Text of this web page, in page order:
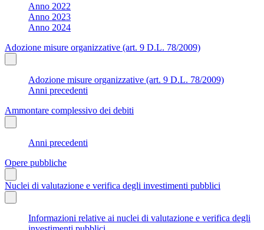
Anno 2022
Anno 2023
Anno 2024
Adozione misure organizzative (art. 9 D.L. 78/2009)
Adozione misure organizzative (art. 9 D.L. 78/2009)
Anni precedenti
Ammontare complessivo dei debiti
Anni precedenti
Opere pubbliche
Nuclei di valutazione e verifica degli investimenti pubblici
Informazioni relative ai nuclei di valutazione e verifica degli